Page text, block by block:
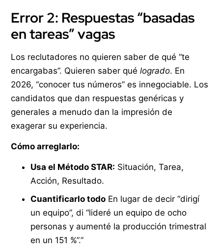
Error 2: Respuestas “basadas
en tareas” vagas
Los reclutadores no quieren saber de qué “te
encargabas”. Quieren saber quélogrado. En
2026, “conocer tus números” es innegociable. Los
candidatos que dan respuestas genéricas y
generales a menudo dan la impresión de
exagerar su experiencia.
Cómo arreglarlo:
Usa el Método STAR: Situación, Tarea,
Acción, Resultado.
Cuantificarlo todo En lugar de decir “dirigí
un equipo”, di “lideré un equipo de ocho
personas y aumenté la producción trimestral
en un 151 %”.”